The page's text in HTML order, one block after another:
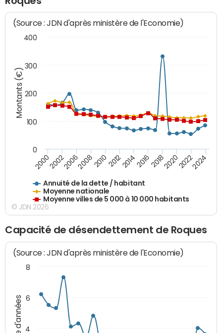
Montants (€)
(Source : JDN d'après ministère de l'Economie)
Annuité de la dette / habitant
Moyenne nationale
Moyenne villes de 5 000 à 10 000 habitants
200020022006200820102012201420162018202020222024
0
100
200
300
400
© JDN 2026
Capacité de désendettement de Roques
(Source : JDN d'après ministère de l'Economie)
4
6
8